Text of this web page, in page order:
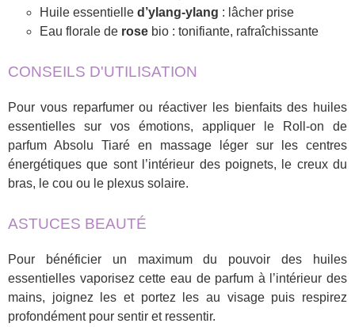
Huile essentielle d’ylang-ylang : lâcher prise
Eau florale de rose bio : tonifiante, rafraîchissante
CONSEILS D'UTILISATION
Pour vous reparfumer ou réactiver les bienfaits des huiles
essentielles sur vos émotions, appliquer le Roll-on de
parfum Absolu Tiaré en massage léger sur les centres
énergétiques que sont l’intérieur des poignets, le creux du
bras, le cou ou le plexus solaire.
ASTUCES BEAUTÉ
Pour bénéficier un maximum du pouvoir des huiles
essentielles vaporisez cette eau de parfum à l’intérieur des
mains, joignez les et portez les au visage puis respirez
profondément pour sentir et ressentir.